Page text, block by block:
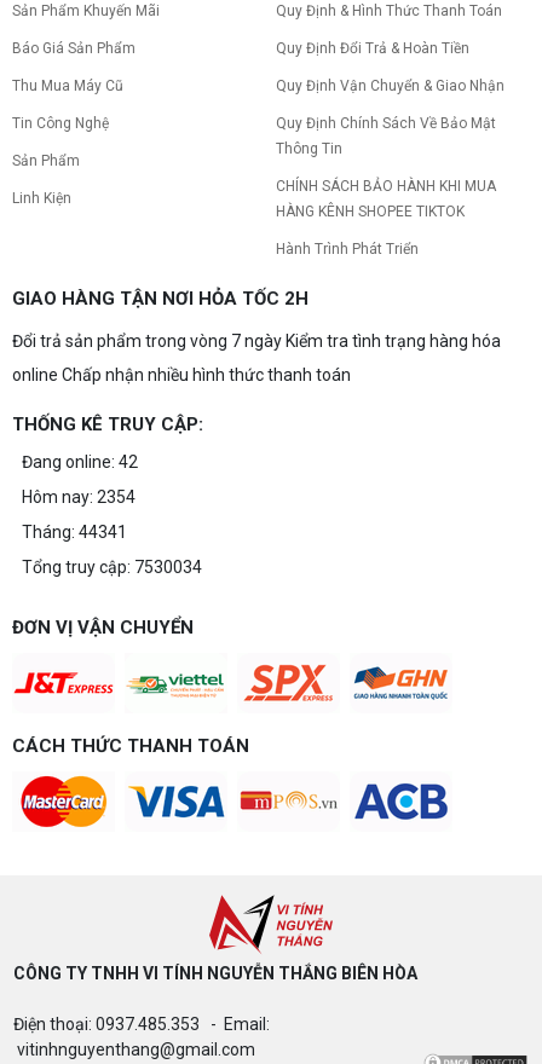
Sản Phẩm Khuyến Mãi
Báo Giá Sản Phẩm
Thu Mua Máy Cũ
Tin Công Nghệ
Sản Phẩm
Linh Kiện
Quy Định & Hình Thức Thanh Toán
Quy Định Đổi Trả & Hoàn Tiền
Quy Định Vận Chuyển & Giao Nhận
Quy Định Chính Sách Về Bảo Mật
Thông Tin
CHÍNH SÁCH BẢO HÀNH KHI MUA
HÀNG KÊNH SHOPEE TIKTOK
Hành Trình Phát Triển
GIAO HÀNG TẬN NƠI HỎA TỐC 2H
Đổi trả sản phẩm trong vòng 7 ngày Kiểm tra tình trạng hàng hóa
online Chấp nhận nhiều hình thức thanh toán
THỐNG KÊ TRUY CẬP:
Đang online: 42
Hôm nay: 2354
Tháng: 44341
Tổng truy cập: 7530034
ĐƠN VỊ VẬN CHUYỂN
CÁCH THỨC THANH TOÁN
CÔNG TY TNHH VI TÍNH NGUYỄN THẮNG BIÊN HÒA​
Điện thoại: 0937.485.353 - Email:
vitinhnguyenthang@gmail.com